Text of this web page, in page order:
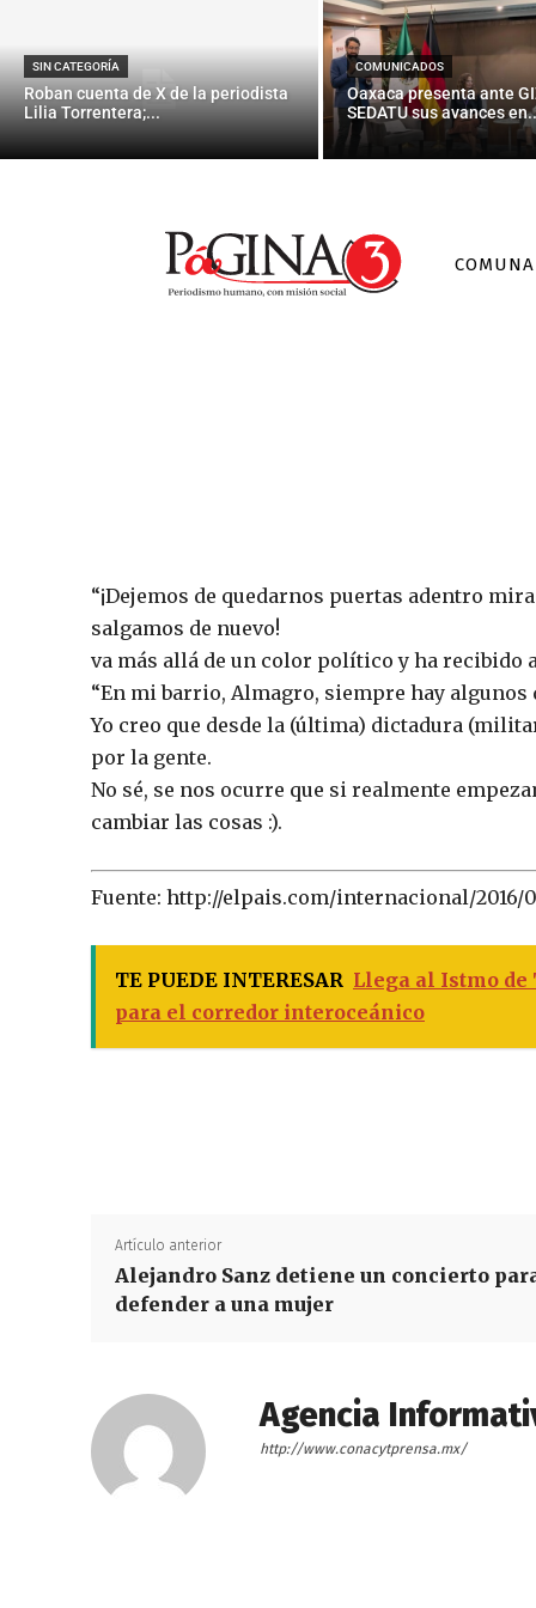
SIN CATEGORÍA
Roban cuenta de X de la periodista
Lilia Torrentera;...
COMUNICADOS
Oaxaca presenta ante
SEDATU sus avances
“¡Dejemos de quedarnos puertas adentro
salgamos de nuevo!
va más allá de un color político y ha recibido
“En mi barrio, Almagro, siempre hay algunos
Yo creo que desde la (última) dictadura
por la gente.
No sé, se nos ocurre que si realmente
cambiar las cosas :).
Fuente: http://elpais.com/internacional/2016/
TE PUEDE INTERESAR Llega al Istmo de
para el corredor interoceánico
Artículo anterior
Alejandro Sanz detiene un concierto
defender a una mujer
Agencia
http://www.conacytprensa.mx/